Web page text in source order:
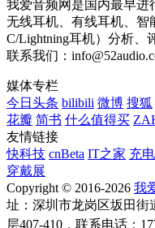
我爱音频网是国内最早进
无线耳机、有线耳机、智
C/Lightning耳机）分析、
联系我们：
媒体专栏
今日头条 bilibili 微博 搜狐
花瓣 简书 什么值得买
友情链接
快科技 cnBeta IT之家 充
穿戴展
Copyright © 2016-2026 我
址：深圳市龙岗区坂田街
层407-410，联系电话：